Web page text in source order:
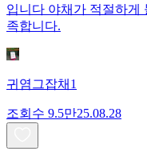
입니다 야채가 적절하게
족합니다.
귀염그잡채1
조회수 9.5만25.08.28